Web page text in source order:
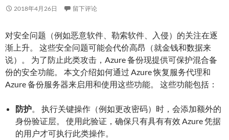
2018年4月26日 留下评论
对安全问题（例如恶意软件、勒索软件、入侵）的关注在逐
渐上升。
这些安全问题可能会代价高昂（就金钱和数据来
说）。
为了防止此类攻击，Azure 备份现提供可保护混合备
份的安全功能。
本文介绍如何通过 Azure 恢复服务代理和
Azure 备份服务器来启用和使用这些功能。
这些功能包括：
防护。
执行关键操作（例如更改密码）时，会添加额外的
身份验证层。
使用此验证，确保只有具有有效 Azure 凭据
的用户才可执行此类操作。